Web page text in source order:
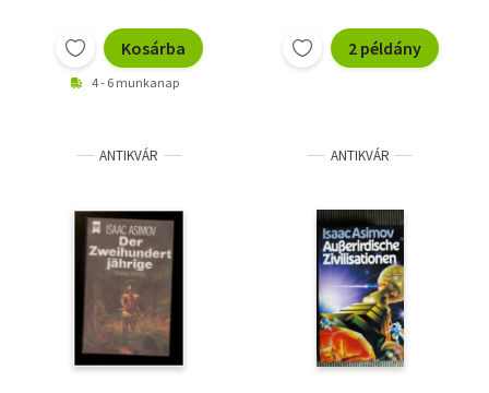
Kosárba
4 - 6 munkanap
2 példány
ANTIKVÁR ANTIKVÁR